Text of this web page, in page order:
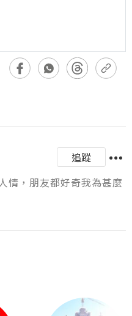
追蹤
情，朋友都好奇我為甚麼